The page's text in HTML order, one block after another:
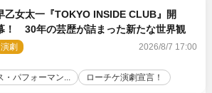
乙女太一『TOKYO INSIDE CLUB』開
！ 30年の芸歴が詰まった新たな世界観
演劇 2026/8/7 17:00
・パフォーマン... ローチケ演劇宣言！